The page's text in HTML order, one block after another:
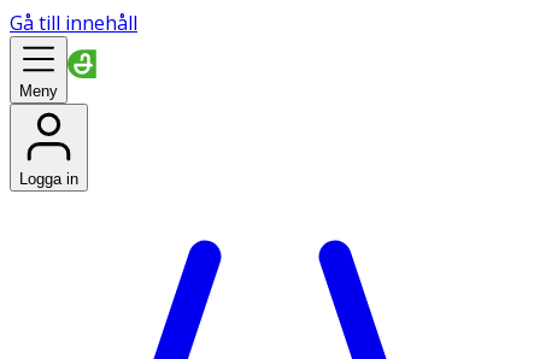
Gå till innehåll
Meny
Logga in